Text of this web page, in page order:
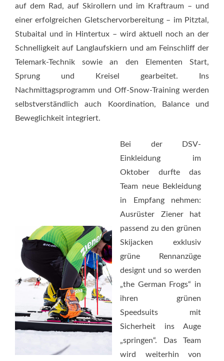
auf dem Rad, auf Skirollern und im Kraftraum – und
einer erfolgreichen Gletschervorbereitung – im Pitztal,
Stubaital und in Hintertux – wird aktuell noch an der
Schnelligkeit auf Langlaufskiern und am Feinschliff der
Telemark-Technik sowie an den Elementen Start,
Sprung und Kreisel gearbeitet. Ins
Nachmittagsprogramm und Off-Snow-Training werden
selbstverständlich auch Koordination, Balance und
Beweglichkeit integriert.
Bei der DSV-
Einkleidung im
Oktober durfte das
Team neue Bekleidung
in Empfang nehmen:
Ausrüster Ziener hat
passend zu den grünen
Skijacken exklusiv
grüne Rennanzüge
designt und so werden
„the German Frogs“ in
ihren grünen
Speedsuits mit
Sicherheit ins Auge
„springen“. Das Team
wird weiterhin von